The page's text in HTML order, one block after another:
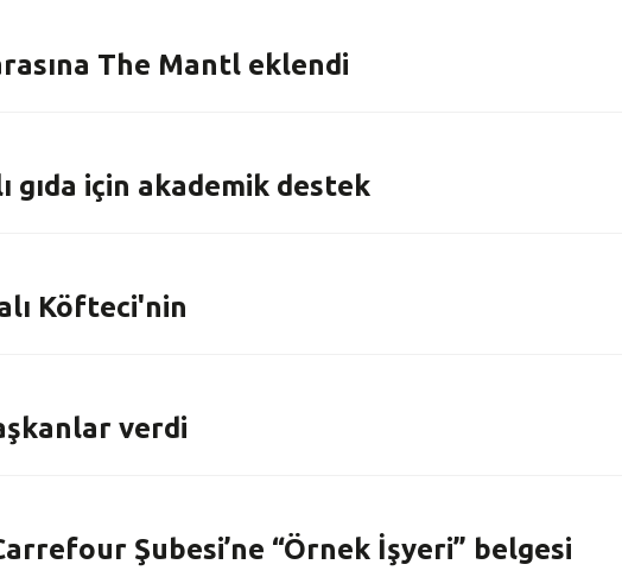
The Mantl eklendi
gıda için akademik destek
Köfteci'nin
verdi
Şubesi’ne “Örnek İşyeri” belgesi